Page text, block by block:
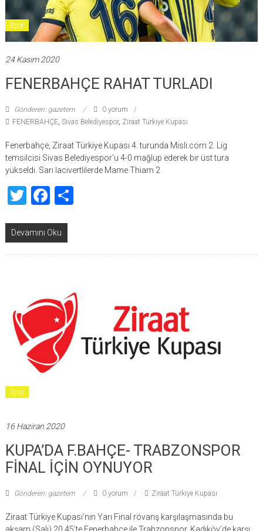
Spor
24 Kasım 2020
FENERBAHÇE RAHAT TURLADI
Gönderen: gazetem
0 yorum
FENERBAHÇE, Sivas Belediyespor, Ziraat Türkiye Kupası
Fenerbahçe, Ziraat Türkiye Kupası 4. turunda Misli.com 2. Lig
temsilcisi Sivas Belediyespor’u 4-0 mağlup ederek bir üst tura
yükseldi. Sarı lacivertlilerde Mame Thiam 2
TwitterFacebook
Devamını Oku
Spor
16 Haziran 2020
KUPA’DA F.BAHÇE- TRABZONSPOR
FİNAL İÇİN OYNUYOR
Gönderen: gazetem 0 yorum Ziraat Türkiye Kupası
Ziraat Türkiye Kupası’nın Yarı Final rövanş karşılaşmasında bu